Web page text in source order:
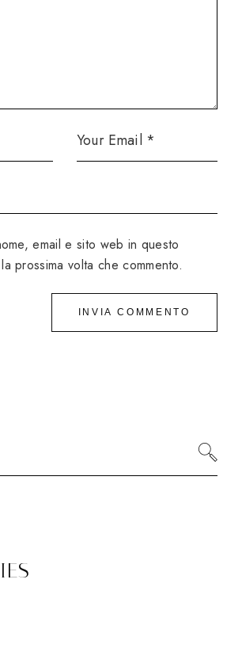
email e sito web in questo
prossima volta che commento.
INVIA COMMENTO